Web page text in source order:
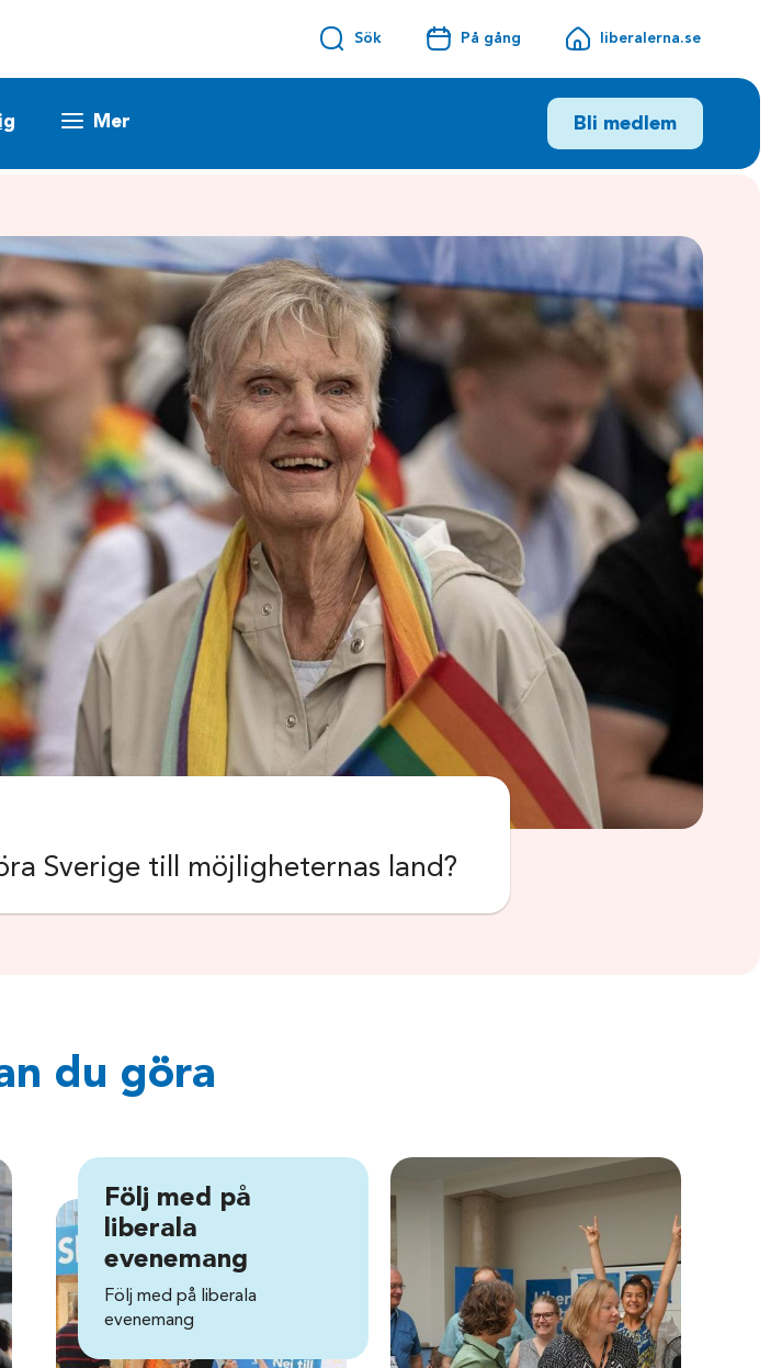
Sök På gång liberalerna.se
Mer Bli medlem
Sverige till möjligheternas land?
du göra
Följ med på
liberala
evenemang
Följ med på liberala
evenemang